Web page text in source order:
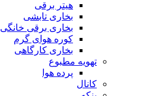
هیتر برقی
بخاری تابشی
بخاری برقی خانگی
کوره هوای گرم
بخاری کارگاهی
تهویه مطبوع
پرده هوا
کانال